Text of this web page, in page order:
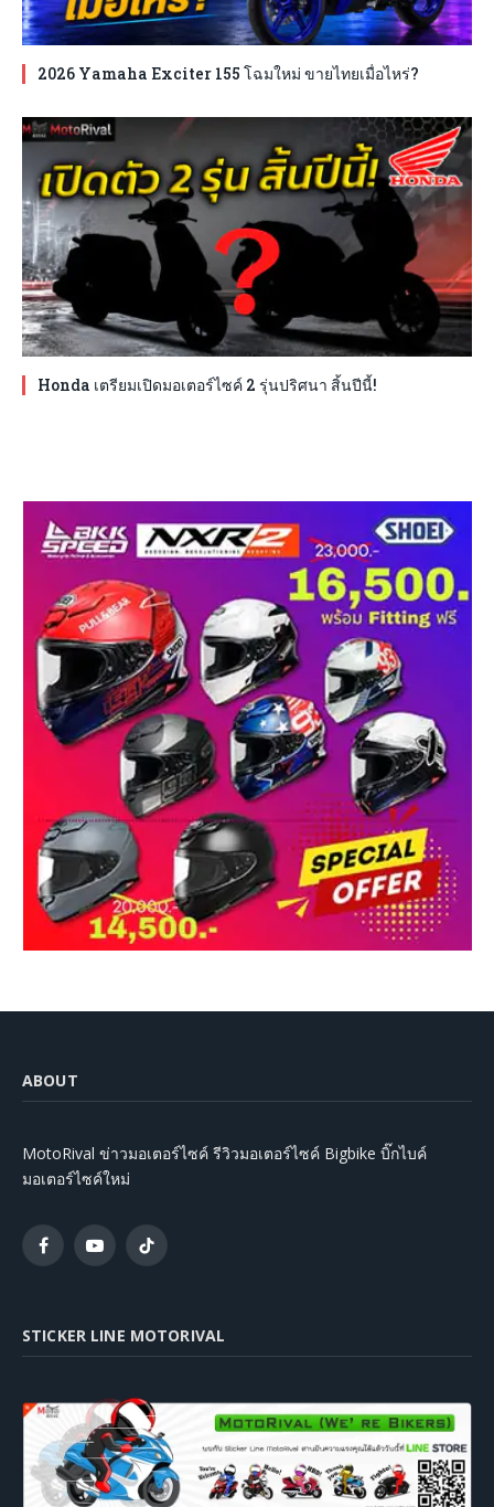
2026 Yamaha Exciter 155 โฉมใหม่ ขายไทยเมื่อไหร่?
Honda เตรียมเปิดมอเตอร์ไซค์ 2 รุ่นปริศนา สิ้นปีนี้!
ABOUT
MotoRival ข่าวมอเตอร์ไซค์ รีวิวมอเตอร์ไซค์ Bigbike บิ๊กไบค์
มอเตอร์ไซค์ใหม่
FacebookYouTubeTikTok
STICKER LINE MOTORIVAL